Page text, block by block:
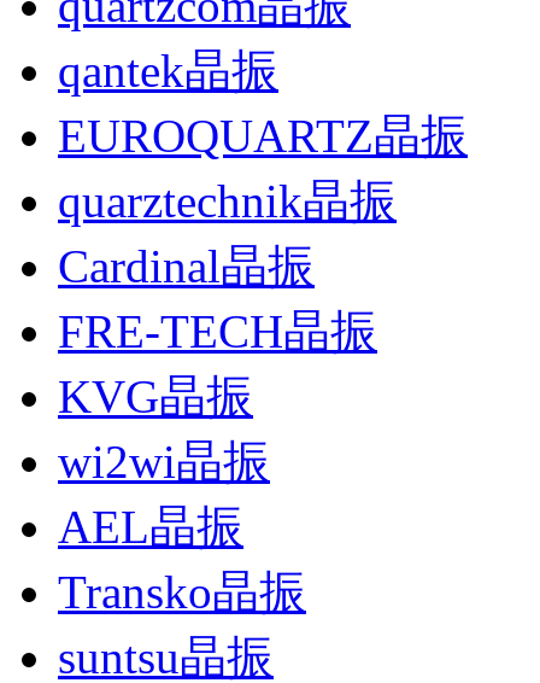
qantek晶振
EUROQUARTZ晶振
quarztechnik晶振
Cardinal晶振
FRE-TECH晶振
KVG晶振
wi2wi晶振
AEL晶振
Transko晶振
suntsu晶振